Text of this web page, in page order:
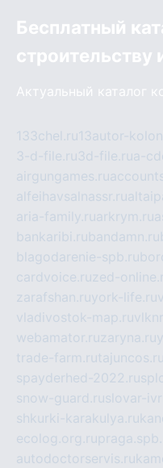
Бесплатный
строительству
Актуальный каталог
133chel.ru13autor-
3-d-file.ru3d-file.rua-
airgungames.ru
alfeihavsalnassr.ru
aria-family.ruarkrym.ru
bankaribi.rubandamn.ru
blagodarenie-spb.ru
cardvoice.ruzed-
zarafshan.ruyork-life.ru
vladivostok-map.ru
webamator.ruzaryna.ru
trade-farm.rutajuncos.ru
spayderhed-2022.ru
snow-guard.ruslovar-
shkurki-karakulya.ru
ecolog.org.ru
autodoctorservis.ru